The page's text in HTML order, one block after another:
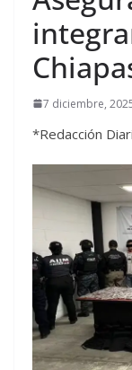
7 diciembre,
*Redacción